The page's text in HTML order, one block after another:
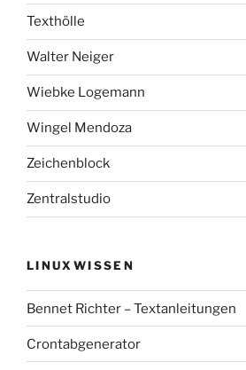
Texthölle
Walter Neiger
Wiebke Logemann
Wingel Mendoza
Zeichenblock
Zentralstudio
LINUXWISSEN
Bennet Richter – Textanleitungen
Crontabgenerator